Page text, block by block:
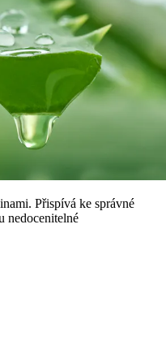
Přispívá ke správné
nedocenitelné